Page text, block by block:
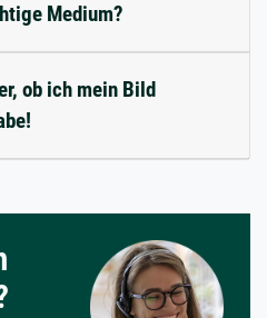
Medium?
ob ich mein Bild